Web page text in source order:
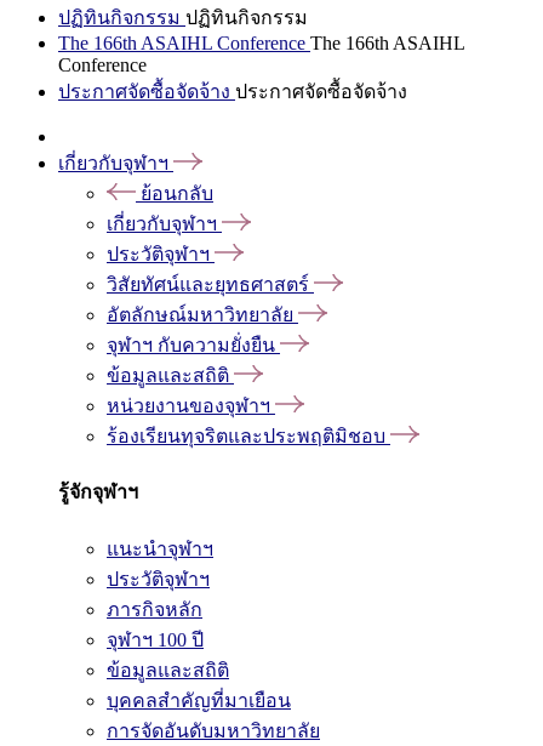
ปฏิทินกิจกรรม ปฏิทินกิจกรรม
The 166th ASAIHL Conference The 166th ASAIHL
Conference
ประกาศจัดซื้อจัดจ้าง ประกาศจัดซื้อจัดจ้าง
เกี่ยวกับจุฬาฯ
ย้อนกลับ
เกี่ยวกับจุฬาฯ
ประวัติจุฬาฯ
วิสัยทัศน์และยุทธศาสตร์
อัตลักษณ์มหาวิทยาลัย
จุฬาฯ กับความยั่งยืน
ข้อมูลและสถิติ
หน่วยงานของจุฬาฯ
ร้องเรียนทุจริตและประพฤติมิชอบ
รู้จักจุฬาฯ
แนะนำจุฬาฯ
ประวัติจุฬาฯ
ภารกิจหลัก
จุฬาฯ 100 ปี
ข้อมูลและสถิติ
บุคคลสำคัญที่มาเยือน
การจัดอันดับมหาวิทยาลัย